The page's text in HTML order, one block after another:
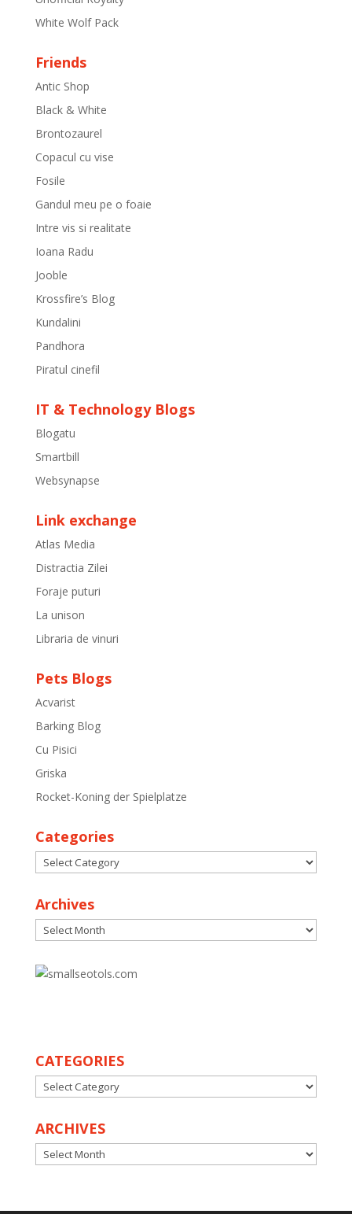
White Wolf Pack
Friends
Antic Shop
Black & White
Brontozaurel
Copacul cu vise
Fosile
Gandul meu pe o foaie
Intre vis si realitate
Ioana Radu
Jooble
Krossfire’s Blog
Kundalini
Pandhora
Piratul cinefil
IT & Technology Blogs
Blogatu
Smartbill
Websynapse
Link exchange
Atlas Media
Distractia Zilei
Foraje puturi
La unison
Libraria de vinuri
Pets Blogs
Acvarist
Barking Blog
Cu Pisici
Griska
Rocket-Koning der Spielplatze
Categories
Categories
Archives
Archives
CATEGORIES
CATEGORIES
ARCHIVES
ARCHIVES